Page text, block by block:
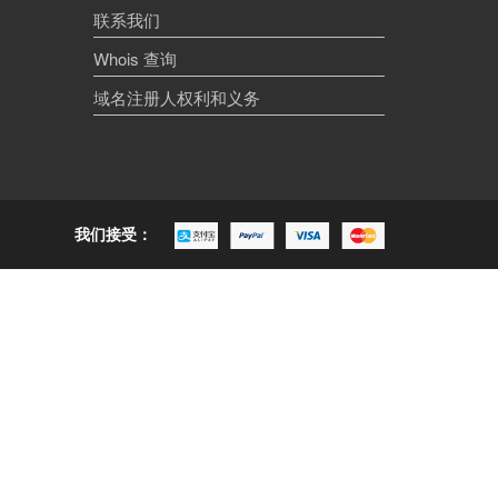
联系我们
Whois 查询
域名注册人权利和义务
我们接受：